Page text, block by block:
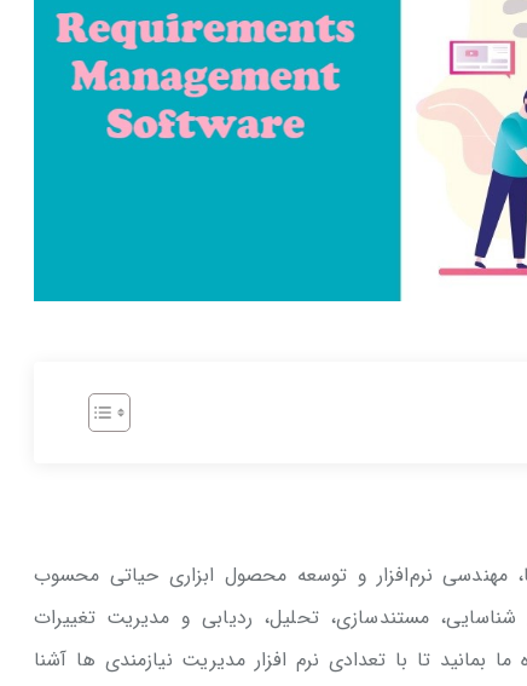
مهندسی نرم‌افزار و توسعه محصول ابزاری حیاتی محسوب
مستندسازی، تحلیل، ردیابی و مدیریت تغییرات
تا با تعدادی نرم افزار مدیریت نیازمندی ها آشنا